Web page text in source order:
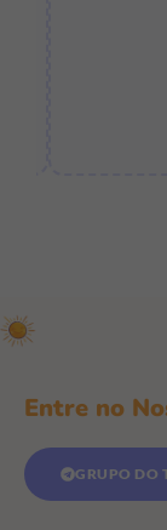
Entre no
GRUPO DO